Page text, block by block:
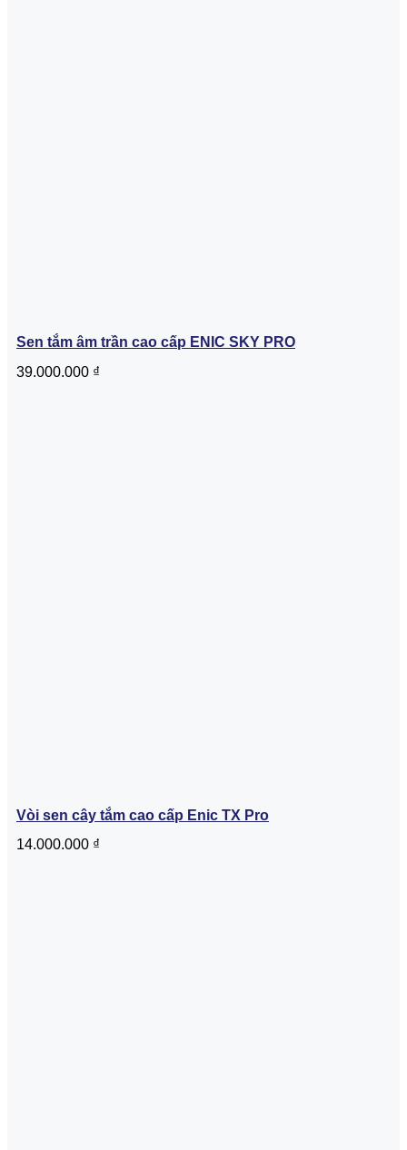
Sen tắm âm trần cao cấp ENIC SKY PRO
39.000.000 ₫
Vòi sen cây tắm cao cấp Enic TX Pro
14.000.000 ₫